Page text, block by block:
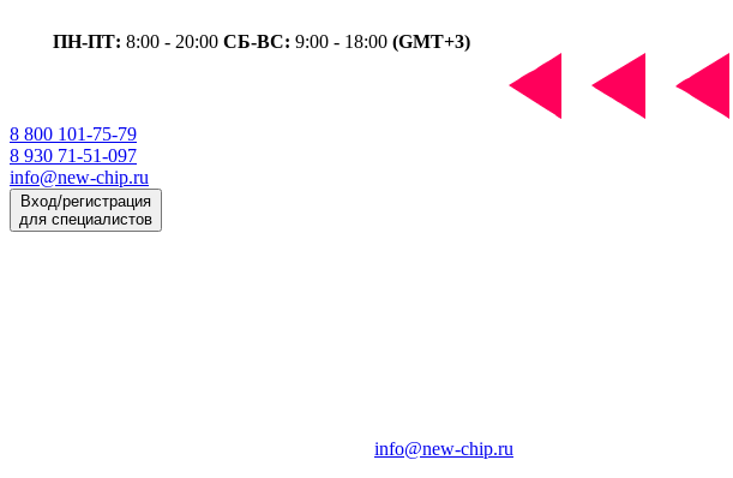
ПН-ПТ: 8:00 - 20:00 СБ-ВС: 9:00 - 18:00 (GMT+3)
8 800 101-75-79
8 930 71-51-097
info@new-chip.ru
Вход/регистрация
для специалистов
info@new-chip.ru